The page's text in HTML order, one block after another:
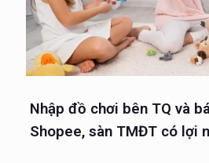
Nhập đồ chơi bên TQ và
Shopee, sàn TMĐT có lợi